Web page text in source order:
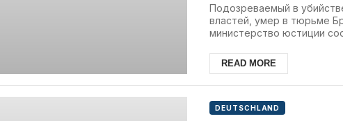
Подозреваемый в
властей, умер в тюрьме
министерство юстиции
READ MORE
DEUTSCHLAND